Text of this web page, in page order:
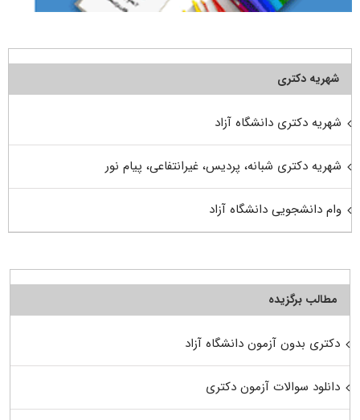
شهریه دکتری
شهریه دکتری دانشگاه آزاد
شهریه دکتری شبانه، پردیس، غیرانتفاعی، پیام نور
وام دانشجویی دانشگاه آزاد
مطالب برگزیده
دکتری بدون آزمون دانشگاه آزاد
دانلود سوالات آزمون دکتری